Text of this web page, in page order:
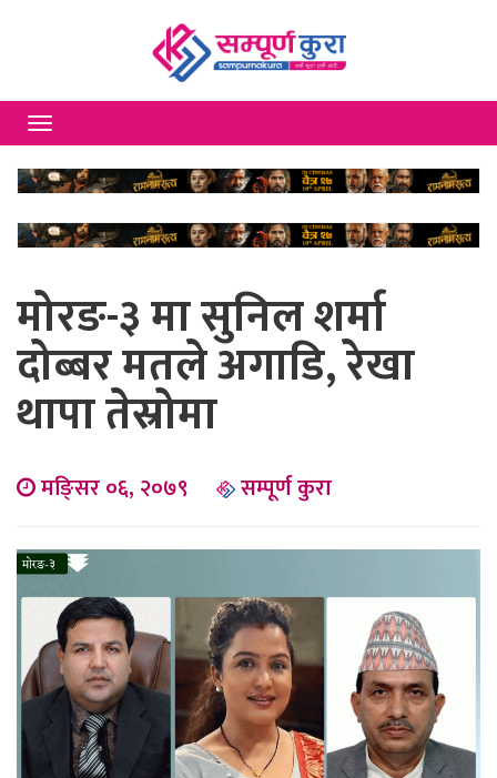
Toggle
navigation
मोरङ-३ मा सुनिल शर्मा
दोब्बर मतले अगाडि, रेखा
थापा तेस्रोमा
मङि्सर ०६, २०७९ सम्पूर्ण कुरा